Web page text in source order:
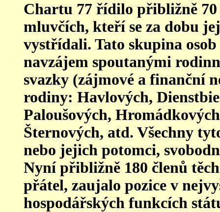
Chartu 77 řídilo přibližně
mluvčích, kteří se za dobu
vystřídali. Tato skupina
navzájem spoutanými
svazky (zájmové a finanční
rodiny: Havlových,
Paloušových,
Šternových, atd. Všechny
nebo jejich potomci,
Nyní přibližně 180 členů
přátel, zaujalo pozice v
hospodářských funkcích